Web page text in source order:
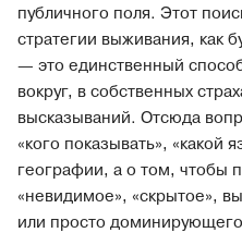
публичного поля. Этот
стратегии выживания, как
— это единственный
вокруг, в собственных
высказываний. Отсюда
«кого показывать», «какой
географии, а о том, чтобы
«невидимое», «скрытое»,
или просто